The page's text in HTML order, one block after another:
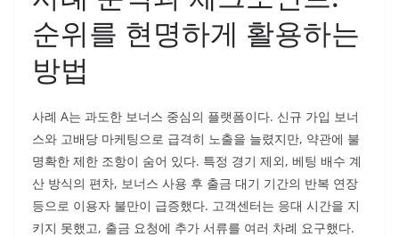
순위를 현명하게 활용하는
방법
사례 A는 과도한 보너스 중심의 플랫폼이다. 신규 가입 보너
스와 고배당 마케팅으로 급격히 노출을 늘렸지만, 약관에 불
명확한 제한 조항이 숨어 있다. 특정 경기 제외, 베팅 배수 계
산 방식의 편차, 보너스 사용 후 출금 대기 기간의 반복 연장
등으로 이용자 불만이 급증했다. 고객센터는 응대 시간을 지
키지 못했고, 출금 요청에 추가 서류를 여러 차례 요구했다.